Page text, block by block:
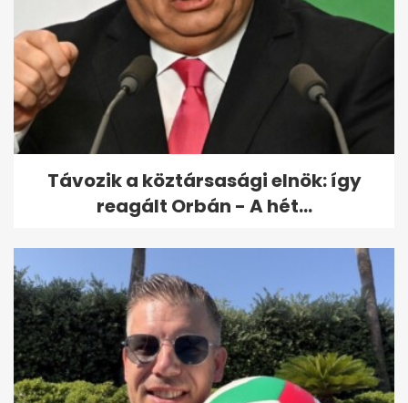
Távozik a köztársasági elnök: így
reagált Orbán - A hét...